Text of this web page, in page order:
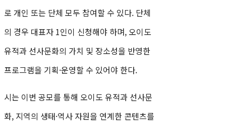
로 개인 또는 단체 모두 참여할 수 있다. 단체
의 경우 대표자 1인이 신청해야 하며, 오이도
유적과 선사문화의 가치 및 장소성을 반영한
프로그램을 기획·운영할 수 있어야 한다.
시는 이번 공모를 통해 오이도 유적과 선사문
화, 지역의 생태·역사 자원을 연계한 콘텐츠를